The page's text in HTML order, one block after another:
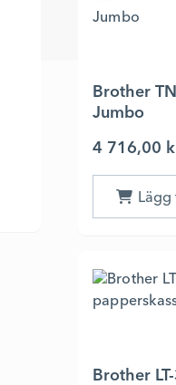
Brother
Jumbo
4 716,00
Brother